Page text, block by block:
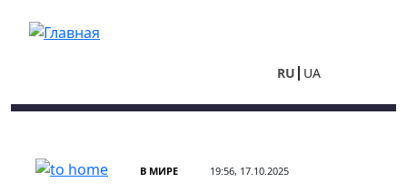
RU UA
В МИРЕ 19:56, 17.10.2025